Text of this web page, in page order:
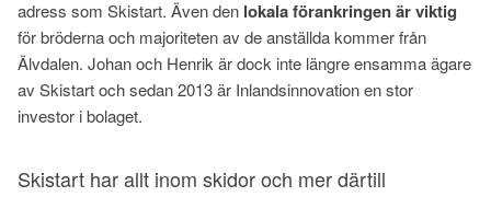
adress som Skistart. Även den lokala förankringen är viktig
för bröderna och majoriteten av de anställda kommer från
Älvdalen. Johan och Henrik är dock inte längre ensamma ägare
av Skistart och sedan 2013 är Inlandsinnovation en stor
investor i bolaget.
Skistart har allt inom skidor och mer därtill